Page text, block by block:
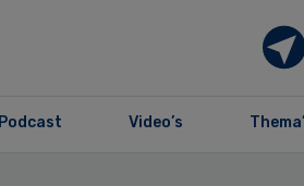
Podcast Video’s